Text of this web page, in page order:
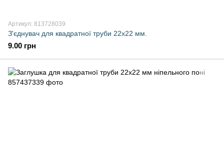
Артикул: 813728039
З'єднувач для квадратної труби 22х22 мм.
9.00 грн